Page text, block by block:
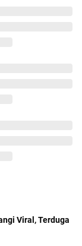
Viral, Terduga